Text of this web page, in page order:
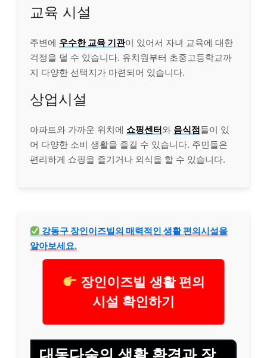
교육 시설
주변에 우수한 교육 기관이 있어서 자녀 교육에 대한
걱정을 덜 수 있습니다. 유치원부터 초중고등학교까
지 다양한 선택지가 마련되어 있습니다.
상업시설
아파트와 가까운 위치에 쇼핑센터와 음식점들이 있
어 다양한 소비 생활을 즐길 수 있습니다. 주민들은
편리하게 쇼핑을 즐기거나 외식을 할 수 있습니다.
강동구 장인이즈빌의 매력적인 생활 편의시설을
알아보세요.
장인이즈빌 생활 편의
시설 확인하기
대동다숲의 생활 환경과 장